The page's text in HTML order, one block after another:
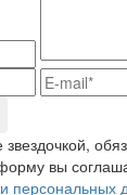
вы
персональных